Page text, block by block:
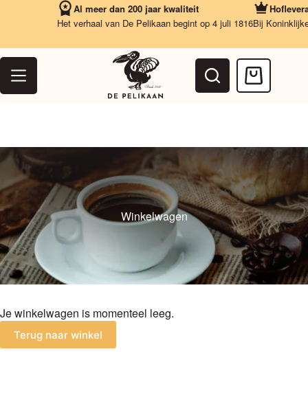
inhoud
Al meer dan 200 jaar kwaliteit
Het verhaal van De Pelikaan begint op 4 juli 1816Bij Koninklijke
Winkelwagen
Je winkelwagen is momenteel leeg.
Terug naar winkel